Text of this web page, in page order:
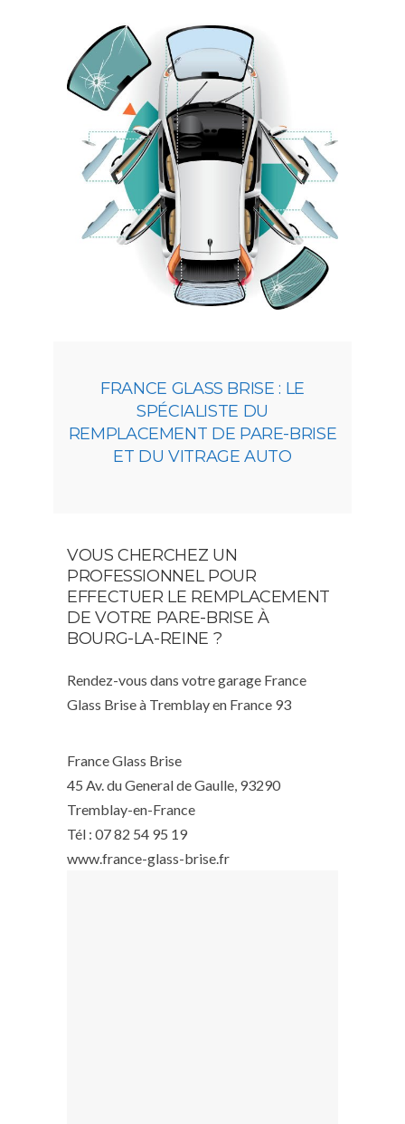
FRANCE GLASS BRISE : LE
SPÉCIALISTE DU
REMPLACEMENT DE PARE-BRISE
ET DU VITRAGE AUTO
VOUS CHERCHEZ UN
PROFESSIONNEL POUR
EFFECTUER LE REMPLACEMENT
DE VOTRE PARE-BRISE À
BOURG-LA-REINE ?
Rendez-vous dans votre garage France
Glass Brise à Tremblay en France 93
France Glass Brise
45 Av. du General de Gaulle, 93290
Tremblay-en-France
Tél : 07 82 54 95 19
www.france-glass-brise.fr